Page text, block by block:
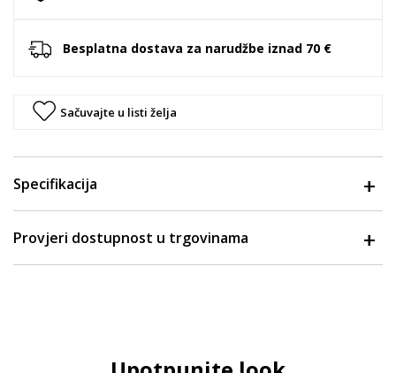
Besplatna dostava za narudžbe iznad 70 €
Sačuvajte u listi želja
Specifikacija
Provjeri dostupnost u trgovinama